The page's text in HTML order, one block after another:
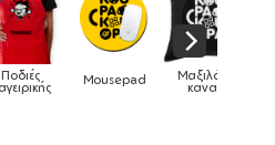
Μαξιλάρια
καναπέ Phone Holders Ρολόγια